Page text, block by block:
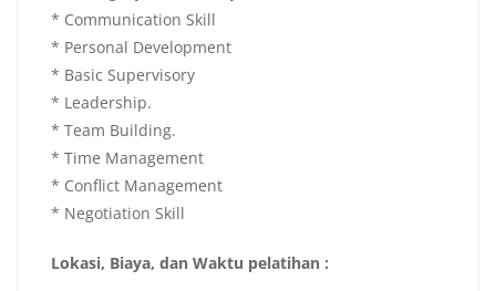
* Communication Skill
* Personal Development
* Basic Supervisory
* Leadership.
* Team Building.
* Time Management
* Conflict Management
* Negotiation Skill
Lokasi, Biaya, dan Waktu pelatihan :